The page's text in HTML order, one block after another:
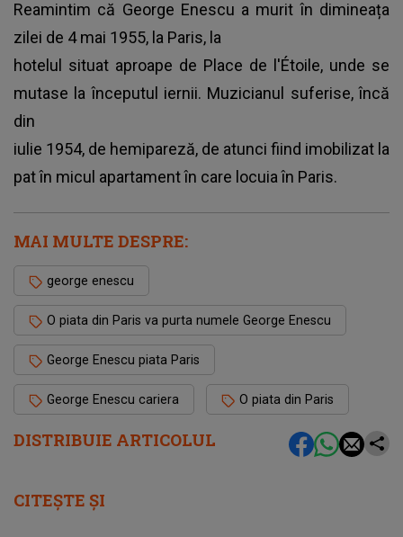
DISTRIBUIE ARTICOLUL
Reamintim că George Enescu a murit în dimineața
zilei de 4 mai 1955, la Paris, la
hotelul situat aproape de Place de l'Étoile, unde se
mutase la începutul iernii. Muzicianul suferise, încă
din
iulie 1954, de hemipareză, de atunci fiind imobilizat la
pat în micul apartament în care locuia în Paris.
MAI MULTE DESPRE:
george enescu
O piata din Paris va purta numele George Enescu
George Enescu piata Paris
George Enescu cariera O piata din Paris
CITEȘTE ȘI